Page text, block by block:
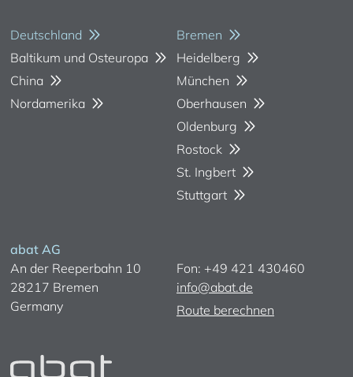
Deutschland
Baltikum und Osteuropa
China
Nordamerika
Bremen
Heidelberg
München
Oberhausen
Oldenburg
Rostock
St. Ingbert
Stuttgart
abat AG
An der Reeperbahn 10
28217 Bremen
Germany
Fon: +49 421 430460
info@abat.de
Route berechnen